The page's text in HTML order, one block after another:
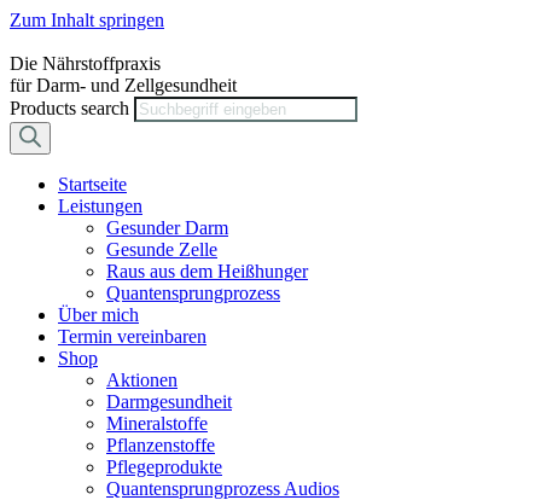
Zum Inhalt springen
Die Nährstoffpraxis
für Darm- und Zellgesundheit
Products search
Startseite
Leistungen
Gesunder Darm
Gesunde Zelle
Raus aus dem Heißhunger
Quantensprungprozess
Über mich
Termin vereinbaren
Shop
Aktionen
Darmgesundheit
Mineralstoffe
Pflanzenstoffe
Pflegeprodukte
Quantensprungprozess Audios